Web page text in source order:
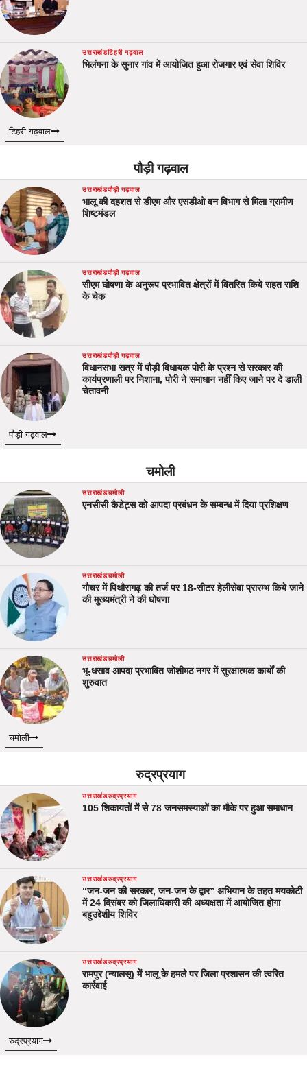
उत्तराखंडटिहरी गढ़वाल
भिलंगना के सुनार गांव में आयोजित हुआ रोजगार एवं सेवा शिविर
टिहरी गढ़वाल
पौड़ी गढ़वाल
उत्तराखंडपौड़ी गढ़वाल
भालू की दहशत से डीएम और एसडीओ वन विभाग से मिला ग्रामीण
शिष्टमंडल
उत्तराखंडपौड़ी गढ़वाल
सीएम घोषणा के अनुरूप प्रभावित क्षेत्रों में वितरित किये राहत राशि
के चेक
उत्तराखंडपौड़ी गढ़वाल
विधानसभा सत्र में पौड़ी विधायक पोरी के प्रश्न से सरकार की
कार्यप्रणाली पर निशाना, पोरी ने समाधान नहीं किए जाने पर दे डाली
चेतावनी
पौड़ी गढ़वाल
चमोली
उत्तराखंडचमोली
एनसीसी कैडेट्स को आपदा प्रबंधन के सम्बन्ध में दिया प्रशिक्षण
उत्तराखंडचमोली
गौचर में पिथौरागढ़ की तर्ज पर 18-सीटर हेलीसेवा प्रारम्भ किये जाने
की मुख्यमंत्री ने की घोषणा
उत्तराखंडचमोली
भू-धसाव आपदा प्रभावित जोशीमठ नगर में सुरक्षात्मक कार्यों की
शुरुवात
चमोली
रुद्रप्रयाग
उत्तराखंडरुद्रप्रयाग
105 शिकायतों में से 78 जनसमस्याओं का मौके पर हुआ समाधान
उत्तराखंडरुद्रप्रयाग
“जन-जन की सरकार, जन-जन के द्वार” अभियान के तहत मयकोटी
में 24 दिसंबर को जिलाधिकारी की अध्यक्षता में आयोजित होगा
बहुउद्देशीय शिविर
उत्तराखंडरुद्रप्रयाग
रामपुर (न्यालसू) में भालू के हमले पर जिला प्रशासन की त्वरित
कार्रवाई
रुद्रप्रयाग